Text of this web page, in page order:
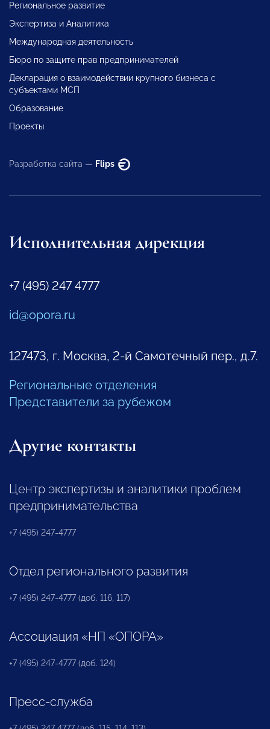
Региональное развитие
Экспертиза и Аналитика
Международная деятельность
Бюро по защите прав предпринимателей
Декларация о взаимодействии крупного бизнеса с
субъектами МСП
Образование
Проекты
Разработка сайта — Flips
Исполнительная дирекция
+7 (495) 247 4777
id@opora.ru
127473, г. Москва, 2-й Самотечный пер., д.7.
Региональные отделения
Представители за рубежом
Другие контакты
Центр экспертизы и аналитики проблем
предпринимательства
+7 (495) 247-4777
Отдел регионального развития
+7 (495) 247-4777 (доб. 116, 117)
Ассоциация «НП «ОПОРА»
+7 (495) 247-4777 (доб. 124)
Пресс-служба